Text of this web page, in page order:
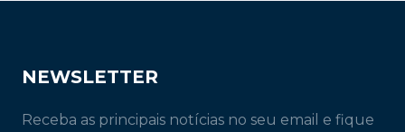
NEWSLETTER
Receba as principais notícias no seu email e fique